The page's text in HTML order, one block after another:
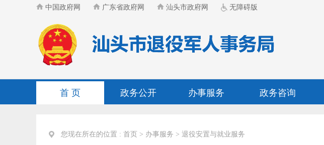
中国政府网 广东省政府网 汕头市政府网 无障碍版
首 页 政务公开 办事服务 政务咨询
您现在所在的位置 : 首页 > 办事服务 > 退役安置与就业服务